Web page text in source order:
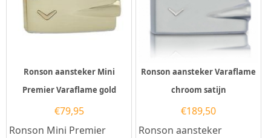
Ronson aansteker Mini
Premier Varaflame gold
€79,95
Ronson Mini Premier
Ronson aansteker Varaflame
chroom satijn
€189,50
Ronson aansteker